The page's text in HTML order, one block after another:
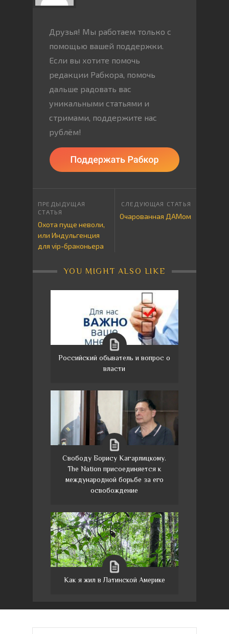
Друзья! Мы работаем только с
помощью вашей поддержки.
Если вы хотите помочь
редакции Рабкора, помочь
дальше радовать вас
уникальными статьями и
стримами, поддержите нас
рублём!
Охота пуще неволи,
или Индульгенция
для vip-браконьера
Очарованная ДАМом
YOU MIGHT ALSO LIKE
Российский обыватель и вопрос о
власти
Свободу Борису Кагарлицкому.
The Nation присоединяется к
международной борьбе за его
освобождение
Как я жил в Латинской Америке